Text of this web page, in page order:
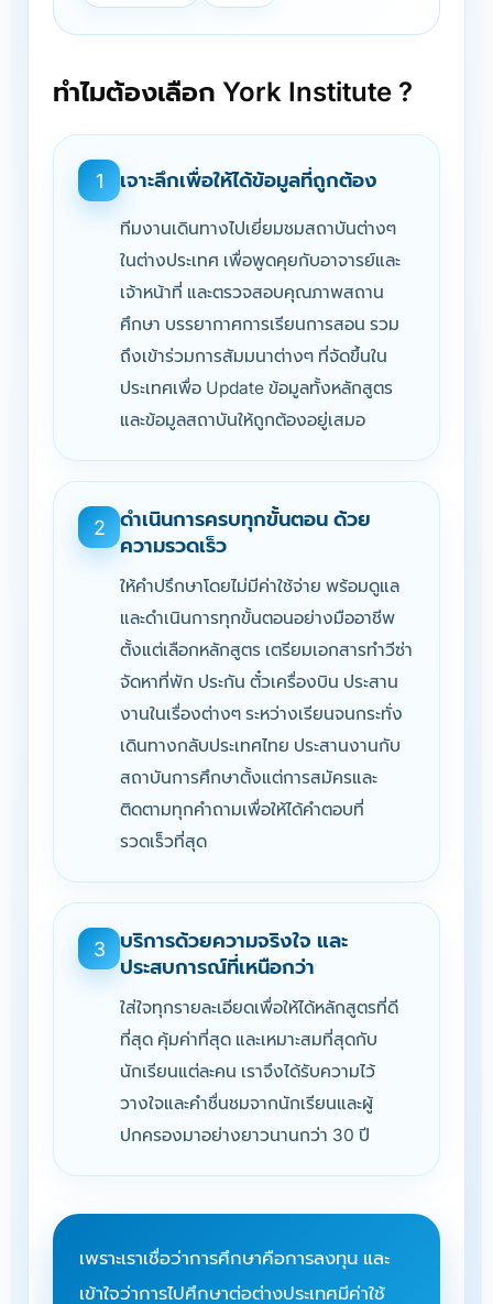
ทำไมต้องเลือก York Institute ?
1 เจาะลึกเพื่อให้ได้ข้อมูลที่ถูกต้อง
ทีมงานเดินทางไปเยี่ยมชมสถาบันต่างๆ
ในต่างประเทศ เพื่อพูดคุยกับอาจารย์และ
เจ้าหน้าที่ และตรวจสอบคุณภาพสถาน
ศึกษา บรรยากาศการเรียนการสอน รวม
ถึงเข้าร่วมการสัมมนาต่างๆ ที่จัดขึ้นใน
ประเทศเพื่อ Update ข้อมูลทั้งหลักสูตร
และข้อมูลสถาบันให้ถูกต้องอยู่เสมอ
2
ดำเนินการครบทุกขั้นตอน ด้วย
ความรวดเร็ว
ให้คำปรึกษาโดยไม่มีค่าใช้จ่าย พร้อมดูแล
และดำเนินการทุกขั้นตอนอย่างมืออาชีพ
ตั้งแต่เลือกหลักสูตร เตรียมเอกสารทำวีซ่า
จัดหาที่พัก ประกัน ตั๋วเครื่องบิน ประสาน
งานในเรื่องต่างๆ ระหว่างเรียนจนกระทั่ง
เดินทางกลับประเทศไทย ประสานงานกับ
สถาบันการศึกษาตั้งแต่การสมัครและ
ติดตามทุกคำถามเพื่อให้ได้คำตอบที่
รวดเร็วที่สุด
3
บริการด้วยความจริงใจ และ
ประสบการณ์ที่เหนือกว่า
ใส่ใจทุกรายละเอียดเพื่อให้ได้หลักสูตรที่ดี
ที่สุด คุ้มค่าที่สุด และเหมาะสมที่สุดกับ
นักเรียนแต่ละคน เราจึงได้รับความไว้
วางใจและคำชื่นชมจากนักเรียนและผู้
ปกครองมาอย่างยาวนานกว่า 30 ปี
เพราะเราเชื่อว่าการศึกษาคือการลงทุน และ
เข้าใจว่าการไปศึกษาต่อต่างประเทศมีค่าใช้